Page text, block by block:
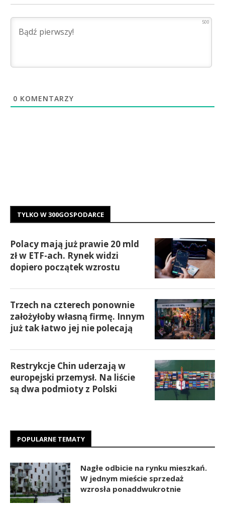
500
0 KOMENTARZY
TYLKO W 300GOSPODARCE
Polacy mają już prawie 20 mld
zł w ETF-ach. Rynek widzi
dopiero początek wzrostu
Trzech na czterech ponownie
założyłoby własną firmę. Innym
już tak łatwo jej nie polecają
Restrykcje Chin uderzają w
europejski przemysł. Na liście
są dwa podmioty z Polski
POPULARNE TEMATY
Nagłe odbicie na rynku mieszkań.
W jednym mieście sprzedaż
wzrosła ponaddwukrotnie